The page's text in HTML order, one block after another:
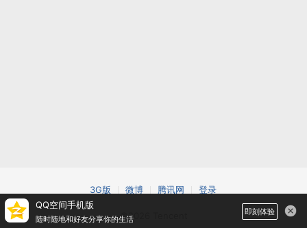
3G版 微博 腾讯网 登录
©2026 Tencent 即刻体验
QQ空间手机版
随时随地和好友分享你的生活